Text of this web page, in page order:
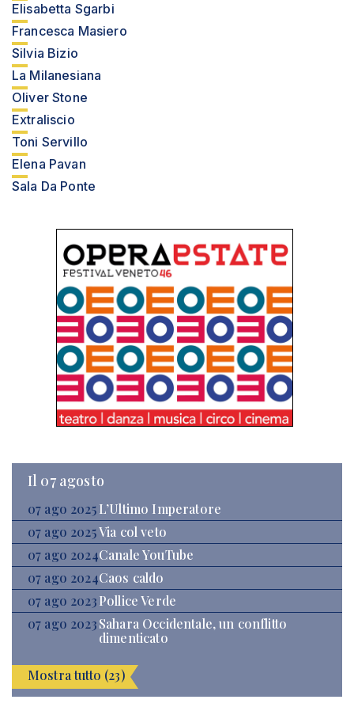
Elisabetta Sgarbi
Francesca Masiero
Silvia Bizio
La Milanesiana
Oliver Stone
Extraliscio
Toni Servillo
Elena Pavan
Sala Da Ponte
Il 07 agosto
07 ago 2025 L’Ultimo Imperatore
07 ago 2025Via col veto
07 ago 2024Canale YouTube
07 ago 2024Caos caldo
07 ago 2023Pollice Verde
07 ago 2023Sahara Occidentale, un conflitto
dimenticato
Mostra tutto (23)